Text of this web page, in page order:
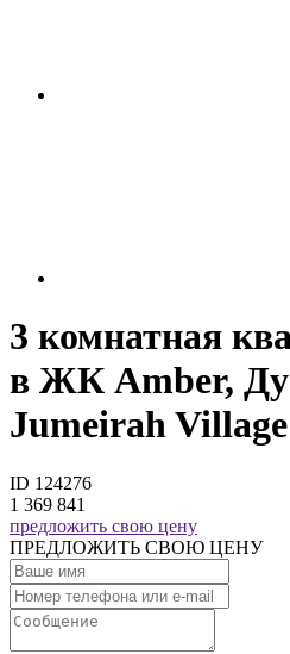
3 комнатная
в ЖК Amber,
Jumeirah
ID 124276
1 369 841
предложить свою цену
ПРЕДЛОЖИТЬ СВОЮ ЦЕНУ